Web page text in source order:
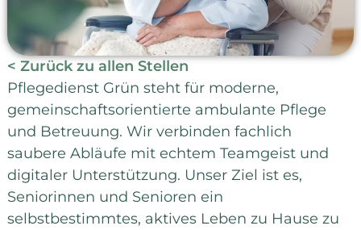
< Zurück zu allen Stellen
Pflegedienst Grün steht für moderne,
gemeinschaftsorientierte ambulante Pflege
und Betreuung. Wir verbinden fachlich
saubere Abläufe mit echtem Teamgeist und
digitaler Unterstützung. Unser Ziel ist es,
Seniorinnen und Senioren ein
selbstbestimmtes, aktives Leben zu Hause zu